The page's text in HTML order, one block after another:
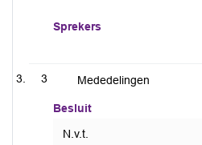
Sprekers
3 Mededelingen
Besluit
N.v.t.